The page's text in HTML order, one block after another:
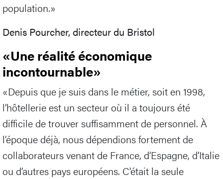
population.»
Denis Pourcher, directeur du Bristol
«Une réalité économique
incontournable»
«Depuis que je suis dans le métier, soit en 1998,
l’hôtellerie est un secteur où il a toujours été
difficile de trouver suffisamment de personnel. À
l’époque déjà, nous dépendions fortement de
collaborateurs venant de France, d’Espagne, d’Italie
ou d’autres pays européens. C’était la seule